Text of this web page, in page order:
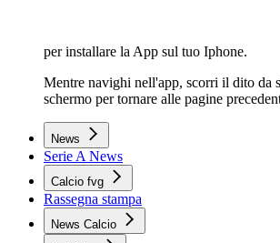
per installare la App sul tuo Iphone.
Mentre navighi nell'app, scorri il dito da
schermo per tornare alle pagine
News
Serie A News
Calcio fvg
Rassegna stampa
News Calcio